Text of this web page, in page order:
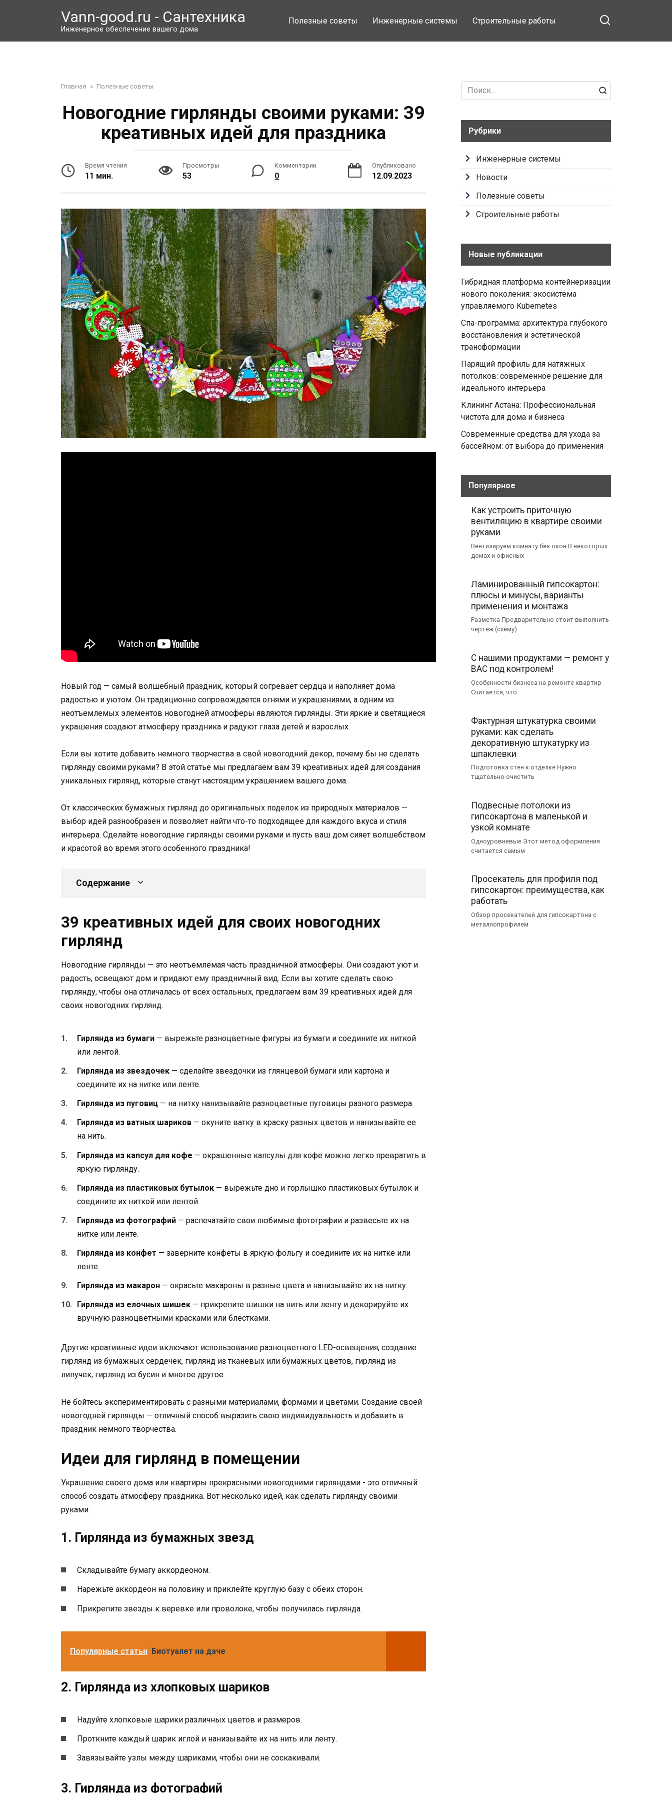
Vann-good.ru - Сантехника
Инженерное обеспечение вашего дома
Полезные советы Инженерные системы Строительные работы
Главная » Полезные советы
Новогодние гирлянды своими руками: 39
креативных идей для праздника
Время чтения
11 мин.
Просмотры
53
Комментарии
0
Опубликовано
12.09.2023
Новый год — самый волшебный праздник, который согревает сердца и наполняет дома
радостью и уютом. Он традиционно сопровождается огнями и украшениями, а одним из
неотъемлемых элементов новогодней атмосферы являются гирлянды. Эти яркие и светящиеся
украшения создают атмосферу праздника и радуют глаза детей и взрослых.
Если вы хотите добавить немного творчества в свой новогодний декор, почему бы не сделать
гирлянду своими руками? В этой статье мы предлагаем вам 39 креативных идей для создания
уникальных гирлянд, которые станут настоящим украшением вашего дома.
От классических бумажных гирлянд до оригинальных поделок из природных материалов —
выбор идей разнообразен и позволяет найти что-то подходящее для каждого вкуса и стиля
интерьера. Сделайте новогодние гирлянды своими руками и пусть ваш дом сияет волшебством
и красотой во время этого особенного праздника!
Содержание
39 креативных идей для своих новогодних
гирлянд
Новогодние гирлянды — это неотъемлемая часть праздничной атмосферы. Они создают уют и
радость, освещают дом и придают ему праздничный вид. Если вы хотите сделать свою
гирлянду, чтобы она отличалась от всех остальных, предлагаем вам 39 креативных идей для
своих новогодних гирлянд.
Гирлянда из бумаги — вырежьте разноцветные фигуры из бумаги и соедините их ниткой
или лентой.
Гирлянда из звездочек — сделайте звездочки из глянцевой бумаги или картона и
соедините их на нитке или ленте.
Гирлянда из пуговиц — на нитку нанизывайте разноцветные пуговицы разного размера.
Гирлянда из ватных шариков — окуните ватку в краску разных цветов и нанизывайте ее
на нить.
Гирлянда из капсул для кофе — окрашенные капсулы для кофе можно легко превратить в
яркую гирлянду.
Гирлянда из пластиковых бутылок — вырежьте дно и горлышко пластиковых бутылок и
соедините их ниткой или лентой.
Гирлянда из фотографий — распечатайте свои любимые фотографии и развесьте их на
нитке или ленте.
Гирлянда из конфет — заверните конфеты в яркую фольгу и соедините их на нитке или
ленте.
Гирлянда из макарон — окрасьте макароны в разные цвета и нанизывайте их на нитку.
Гирлянда из елочных шишек — прикрепите шишки на нить или ленту и декорируйте их
вручную разноцветными красками или блестками.
Другие креативные идеи включают использование разноцветного LED-освещения, создание
гирлянд из бумажных сердечек, гирлянд из тканевых или бумажных цветов, гирлянд из
липучек, гирлянд из бусин и многое другое.
Не бойтесь экспериментировать с разными материалами, формами и цветами. Создание своей
новогодней гирлянды — отличный способ выразить свою индивидуальность и добавить в
праздник немного творчества.
Идеи для гирлянд в помещении
Украшение своего дома или квартиры прекрасными новогодними гирляндами - это отличный
способ создать атмосферу праздника. Вот несколько идей, как сделать гирлянду своими
руками:
1. Гирлянда из бумажных звезд
Складывайте бумагу аккордеоном.
Нарежьте аккордеон на половину и приклейте круглую базу с обеих сторон.
Прикрепите звезды к веревке или проволоке, чтобы получилась гирлянда.
Популярные статьи Биотуалет на даче
2. Гирлянда из хлопковых шариков
Надуйте хлопковые шарики различных цветов и размеров.
Проткните каждый шарик иглой и нанизывайте их на нить или ленту.
Завязывайте узлы между шариками, чтобы они не соскакивали.
3. Гирлянда из фотографий
Search
for:
Рубрики
Инженерные системы
Новости
Полезные советы
Строительные работы
Новые публикации
Гибридная платформа контейнеризации
нового поколения: экосистема
управляемого Kubernetes
Спа-программа: архитектура глубокого
восстановления и эстетической
трансформации
Парящий профиль для натяжных
потолков: современное решение для
идеального интерьера
Клининг Астана: Профессиональная
чистота для дома и бизнеса
Современные средства для ухода за
бассейном: от выбора до применения
Популярное
Как устроить приточную
вентиляцию в квартире своими
руками
Вентилируем комнату без окон В некоторых
домах и офисных
Ламинированный гипсокартон:
плюсы и минусы, варианты
применения и монтажа
Разметка Предварительно стоит выполнить
чертеж (схему)
С нашими продуктами — ремонт у
ВАС под контролем!
Особенности бизнеса на ремонте квартир
Считается, что
Фактурная штукатурка своими
руками: как сделать
декоративную штукатурку из
шпаклевки
Подготовка стен к отделке Нужно
тщательно очистить
Подвесные потолоки из
гипсокартона в маленькой и
узкой комнате
Одноуровневые Этот метод оформления
считается самым
Просекатель для профиля под
гипсокартон: преимущества, как
работать
Обзор просекателей для гипсокартона с
металлопрофилем